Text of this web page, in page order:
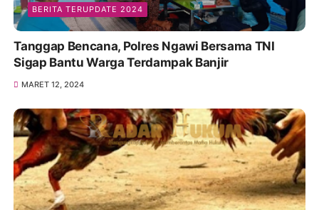
BERITA TERUPDATE 2024
Tanggap Bencana, Polres Ngawi Bersama TNI
Sigap Bantu Warga Terdampak Banjir
MARET 12, 2024